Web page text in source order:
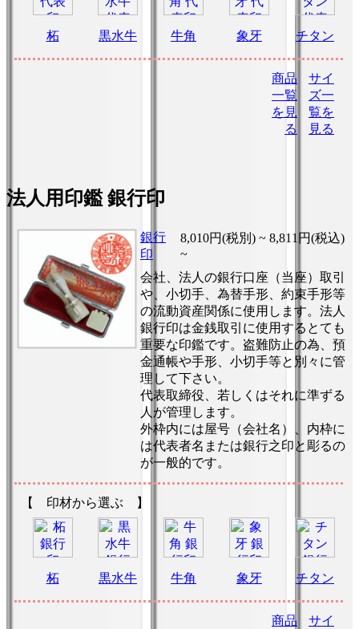
柘 黒水牛 牛角 象牙 チタン
商品
一覧
を見
る
サイ
ズ一
覧を
見る
法人用印鑑 銀行印
銀行
印
8,010円(税別) ~ 8,811円(税込)
~
会社、法人の銀行口座（当座）取引
や、小切手、為替手形、約束手形等
の流動資産関係に使用します。法人
銀行印は金銭取引に使用するとても
重要な印鑑です。盗難防止の為、預
金通帳や手形、小切手等と別々に管
理して下さい。
代表取締役、若しくはそれに準ずる
人が管理します。
外枠内には屋号（会社名）、内枠に
は代表者名または銀行之印と彫るの
が一般的です。
【 印材から選ぶ 】
柘 黒水牛 牛角 象牙 チタン
商品
サイ